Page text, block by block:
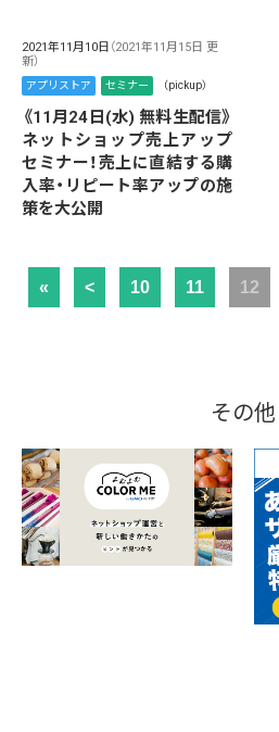
2021年11月10日 （2021年11月15日 更
新）
アプリストア セミナー （pickup）
《11月24日(水) 無料生配信》
ネットショップ売上アップ
セミナー！売上に直結する購
入率・リピート率アップの施
策を大公開
« < 10 11 12
その他